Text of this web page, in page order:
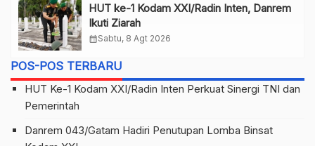
HUT ke-1 Kodam XXI/Radin Inten, Danrem
Ikuti Ziarah
calendar_monthSabtu, 8 Agt 2026
POS-POS TERBARU
HUT Ke-1 Kodam XXI/Radin Inten Perkuat Sinergi TNI dan
Pemerintah
Danrem 043/Gatam Hadiri Penutupan Lomba Binsat